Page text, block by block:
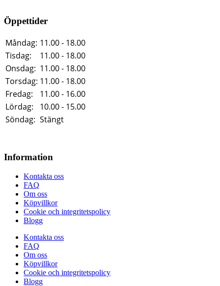
Öppettider
Måndag: 11.00 - 18.00
Tisdag:
11.00 - 18.00
Onsdag: 11.00 - 18.00
Torsdag: 11.00 - 18.00
Fredag:
11.00 - 16.00
Lördag:
10.00 - 15.00
Söndag: Stängt
Information
Kontakta oss
FAQ
Om oss
Köpvillkor
Cookie och integritetspolicy
Blogg
Kontakta oss
FAQ
Om oss
Köpvillkor
Cookie och integritetspolicy
Blogg